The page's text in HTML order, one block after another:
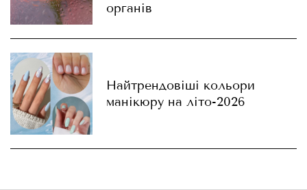
органів
Найтрендовіші кольори
манікюру на літо-2026